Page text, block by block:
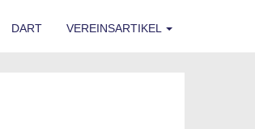
DART VEREINSARTIKEL